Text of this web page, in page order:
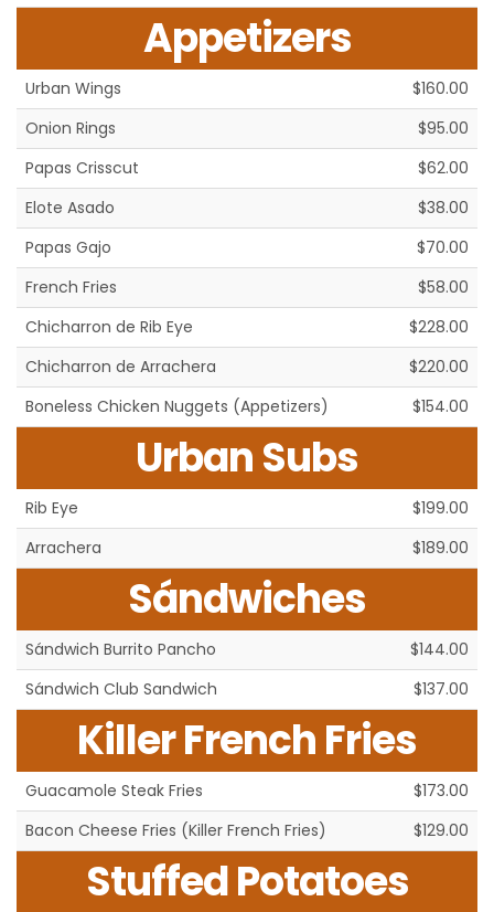
Appetizers
Urban Wings
$160.00
Onion Rings
$95.00
Papas Crisscut
$62.00
Elote Asado
$38.00
Papas Gajo
$70.00
French Fries
$58.00
Chicharron de Rib Eye
$228.00
Chicharron de Arrachera
$220.00
Boneless Chicken Nuggets (Appetizers)
$154.00
Urban Subs
Rib Eye
$199.00
Arrachera
$189.00
Sándwiches
Sándwich Burrito Pancho
$144.00
Sándwich Club Sandwich
$137.00
Killer French Fries
Guacamole Steak Fries
$173.00
Bacon Cheese Fries (Killer French Fries)
$129.00
Stuffed Potatoes